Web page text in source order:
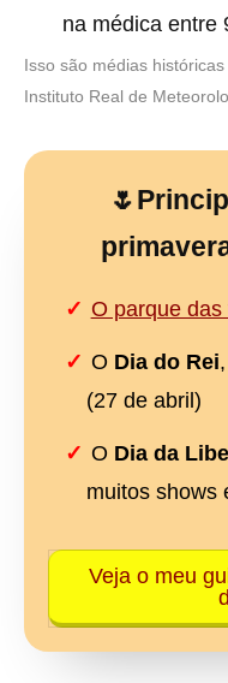
na médica entre
Isso são médias
Instituto Real de
O parque das
O Dia do Rei
(27 de abril)
O Dia da
muitos shows
Veja o meu